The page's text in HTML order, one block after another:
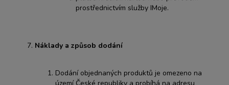
prostřednictvím služby IMoje.
Náklady a způsob dodání
Dodání objednaných produktů je omezeno na